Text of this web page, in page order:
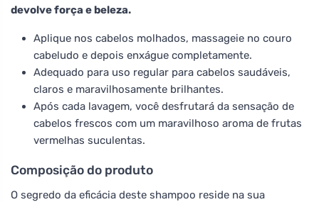
devolve força e beleza.
Aplique nos cabelos molhados, massageie no couro
cabeludo e depois enxágue completamente.
Adequado para uso regular para cabelos saudáveis,
claros e maravilhosamente brilhantes.
Após cada lavagem, você desfrutará da sensação de
cabelos frescos com um maravilhoso aroma de frutas
vermelhas suculentas.
Composição do produto
O segredo da eficácia deste shampoo reside na sua